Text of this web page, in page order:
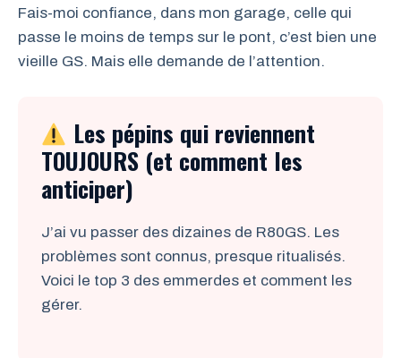
Fais-moi confiance, dans mon garage, celle qui
passe le moins de temps sur le pont, c’est bien une
vieille GS. Mais elle demande de l’attention.
Les pépins qui reviennent
TOUJOURS (et comment les
anticiper)
J’ai vu passer des dizaines de R80GS. Les
problèmes sont connus, presque ritualisés.
Voici le top 3 des emmerdes et comment les
gérer.